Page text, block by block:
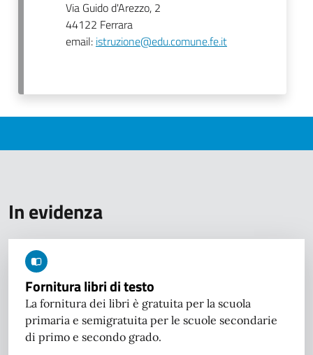
Via Guido d'Arezzo, 2
44122 Ferrara
email: istruzione@edu.comune.fe.it
In evidenza
Fornitura libri di testo
La fornitura dei libri è gratuita per la scuola
primaria e semigratuita per le scuole secondarie
di primo e secondo grado.